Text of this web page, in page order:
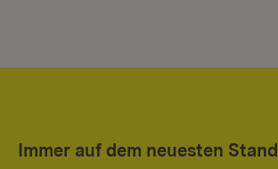
Immer auf dem neuesten Stand